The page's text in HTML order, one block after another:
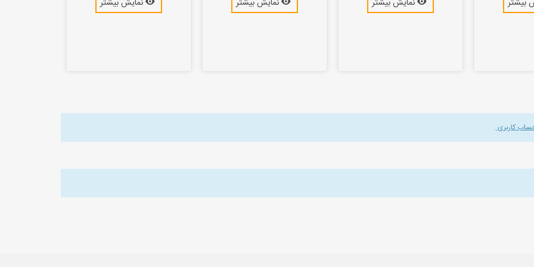
نمایش بیشتر
نمایش بیشتر
نمایش بیشتر
بیشتر
کاربری.